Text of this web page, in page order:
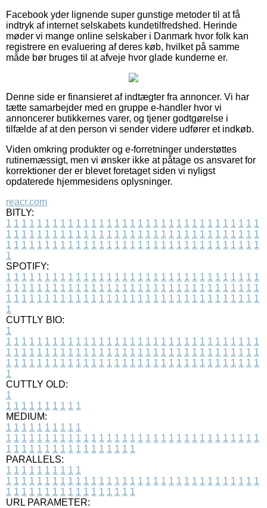
Facebook yder lignende super gunstige metoder til at få
indtryk af internet selskabets kundetilfredshed. Herinde
møder vi mange online selskaber i Danmark hvor folk kan
registrere en evaluering af deres køb, hvilket på samme
måde bør bruges til at afveje hvor glade kunderne er.
Denne side er finansieret af indtægter fra annoncer. Vi har
tætte samarbejder med en gruppe e-handler hvor vi
annoncerer butikkernes varer, og tjener godtgørelse i
tilfælde af at den person vi sender videre udfører et indkøb.
Viden omkring produkter og e-forretninger understøttes
rutinemæssigt, men vi ønsker ikke at påtage os ansvaret for
korrektioner der er blevet foretaget siden vi nyligst
opdaterede hjemmesidens oplysninger.
reacr.com
BITLY:
1 1 1 1 1 1 1 1 1 1 1 1 1 1 1 1 1 1 1 1 1 1 1 1 1 1 1 1 1 1 1 1 1
1 1 1 1 1 1 1 1 1 1 1 1 1 1 1 1 1 1 1 1 1 1 1 1 1 1 1 1 1 1 1 1 1
1 1 1 1 1 1 1 1 1 1 1 1 1 1 1 1 1 1 1 1 1 1 1 1 1 1 1 1 1 1 1 1 1
1
SPOTIFY:
1 1 1 1 1 1 1 1 1 1 1 1 1 1 1 1 1 1 1 1 1 1 1 1 1 1 1 1 1 1 1 1 1
1 1 1 1 1 1 1 1 1 1 1 1 1 1 1 1 1 1 1 1 1 1 1 1 1 1 1 1 1 1 1 1 1
1 1 1 1 1 1 1 1 1 1 1 1 1 1 1 1 1 1 1 1 1 1 1 1 1 1 1 1 1 1 1 1 1
1
CUTTLY BIO:
1
1 1 1 1 1 1 1 1 1 1 1 1 1 1 1 1 1 1 1 1 1 1 1 1 1 1 1 1 1 1 1 1 1
1 1 1 1 1 1 1 1 1 1 1 1 1 1 1 1 1 1 1 1 1 1 1 1 1 1 1 1 1 1 1 1 1
1 1 1 1 1 1 1 1 1 1 1 1 1 1 1 1 1 1 1 1 1 1 1 1 1 1 1 1 1 1 1 1 1
1
CUTTLY OLD:
1
1 1 1 1 1 1 1 1 1 1
MEDIUM:
1 1 1 1 1 1 1 1 1 1
1 1 1 1 1 1 1 1 1 1 1 1 1 1 1 1 1 1 1 1 1 1 1 1 1 1 1 1 1 1 1 1 1
1 1 1 1 1 1 1 1 1 1 1 1 1 1 1 1 1
PARALLELS:
1 1 1 1 1 1 1 1 1 1
1 1 1 1 1 1 1 1 1 1 1 1 1 1 1 1 1 1 1 1 1 1 1 1 1 1 1 1 1 1 1 1 1
1 1 1 1 1 1 1 1 1 1 1 1 1 1 1 1 1
URL PARAMETER: